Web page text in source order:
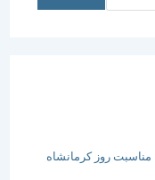
روز کرمانشاه